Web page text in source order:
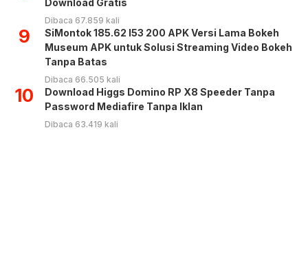
Download Gratis
Dibaca 67.859 kali
9
SiMontok 185.62 l53 200 APK Versi Lama Bokeh
Museum APK untuk Solusi Streaming Video Bokeh
Tanpa Batas
Dibaca 66.505 kali
10
Download Higgs Domino RP X8 Speeder Tanpa
Password Mediafire Tanpa Iklan
Dibaca 63.419 kali